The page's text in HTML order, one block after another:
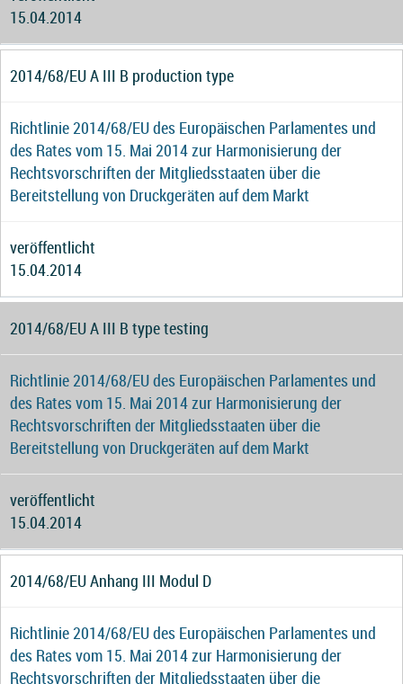
15.04.2014
2014/68/EU A III B production type
Richtlinie 2014/68/EU des Europäischen Parlamentes und
des Rates vom 15. Mai 2014 zur Harmonisierung der
Rechtsvorschriften der Mitgliedsstaaten über die
Bereitstellung von Druckgeräten auf dem Markt
veröffentlicht
15.04.2014
2014/68/EU A III B type testing
Richtlinie 2014/68/EU des Europäischen Parlamentes und
des Rates vom 15. Mai 2014 zur Harmonisierung der
Rechtsvorschriften der Mitgliedsstaaten über die
Bereitstellung von Druckgeräten auf dem Markt
veröffentlicht
15.04.2014
2014/68/EU Anhang III Modul D
Richtlinie 2014/68/EU des Europäischen Parlamentes und
des Rates vom 15. Mai 2014 zur Harmonisierung der
Rechtsvorschriften der Mitgliedsstaaten über die